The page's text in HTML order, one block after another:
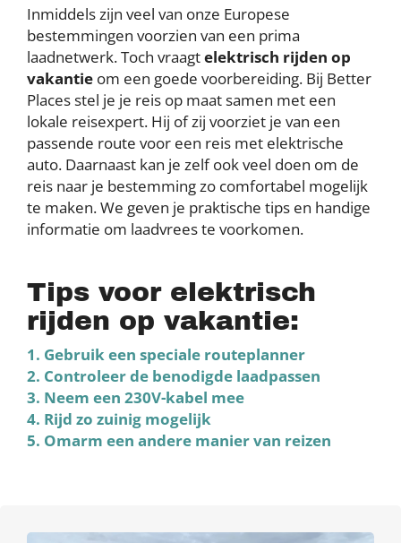
Inmiddels zijn veel van onze Europese
bestemmingen voorzien van een prima
laadnetwerk. Toch vraagtelektrisch rijden op
vakantie om een goede voorbereiding. Bij Better
Places stel je je reis op maat samen met een
lokale reisexpert. Hij of zij voorziet je van een
passende route voor een reis met elektrische
auto. Daarnaast kan je zelf ook veel doen om de
reis naar je bestemming zo comfortabel mogelijk
te maken. We geven je praktische tips en handige
informatie om laadvrees te voorkomen.
Tips voor elektrisch
rijden op vakantie:
1. Gebruik een speciale routeplanner
2. Controleer de benodigde laadpassen
3. Neem een 230V-kabel mee
4. Rijd zo zuinig mogelijk
5. Omarm een andere manier van reizen